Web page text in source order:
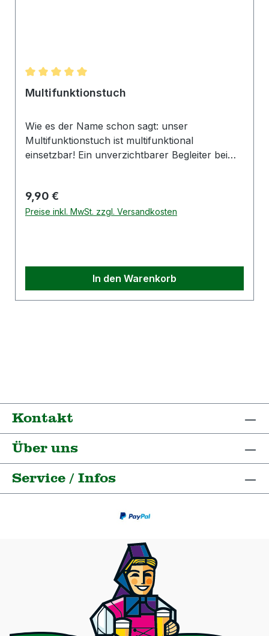
Durchschnittliche Bewertung von 5 von 5 Sternen
Multifunktionstuch
Wie es der Name schon sagt: unser
Multifunktionstuch ist multifunktional
einsetzbar! Ein unverzichtbarer Begleiter beim
Polyester Farbe: schwarz mit buntem Druck
Hersteller: Hümmer Werbung GmbHLengfelder
Regulärer Preis:
9,90 €
Preise inkl. MwSt. zzgl. Versandkosten
In den Warenkorb
Kontakt
Über uns
Service / Infos